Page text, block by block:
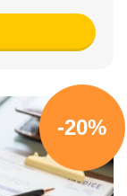
-20%